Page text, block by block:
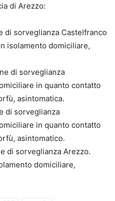
di Arezzo:
di sorveglianza Castelfranco
isolamento domiciliare,
di sorveglianza
in quanto contatto
asintomatica.
di sorveglianza
in quanto contatto
asintomatico.
di sorveglianza Arezzo.
domiciliare,